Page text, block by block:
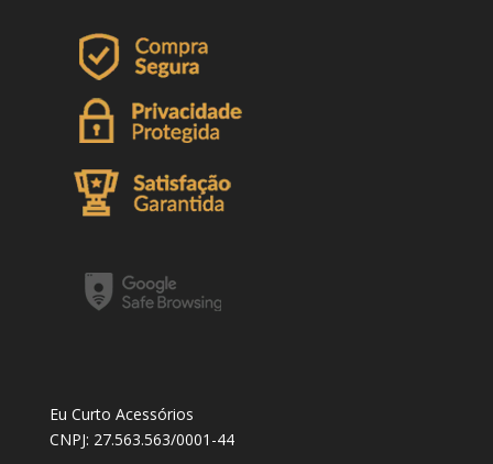
Eu Curto Acessórios
CNPJ: 27.563.563/0001-44